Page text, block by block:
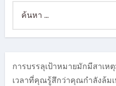
สำหรับ:
การบรรลุเป้าหมายมักมีสาเห
เวลาที่คุณรู้สึกว่าคุณกำลังล้ม